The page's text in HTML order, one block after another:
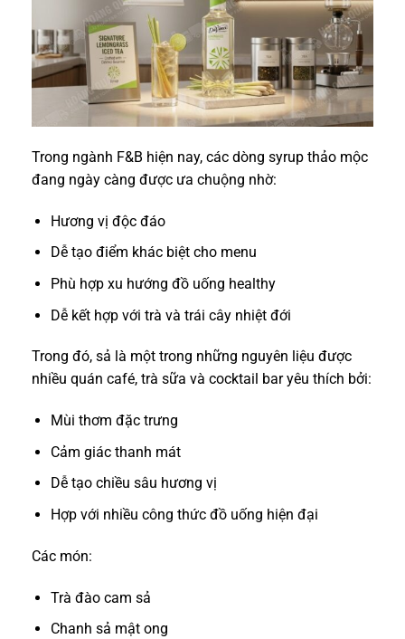
Trong ngành F&B hiện nay, các dòng syrup thảo mộc
đang ngày càng được ưa chuộng nhờ:
Hương vị độc đáo
Dễ tạo điểm khác biệt cho menu
Phù hợp xu hướng đồ uống healthy
Dễ kết hợp với trà và trái cây nhiệt đới
Trong đó, sả là một trong những nguyên liệu được
nhiều quán café, trà sữa và cocktail bar yêu thích bởi:
Mùi thơm đặc trưng
Cảm giác thanh mát
Dễ tạo chiều sâu hương vị
Hợp với nhiều công thức đồ uống hiện đại
Các món:
Trà đào cam sả
Chanh sả mật ong